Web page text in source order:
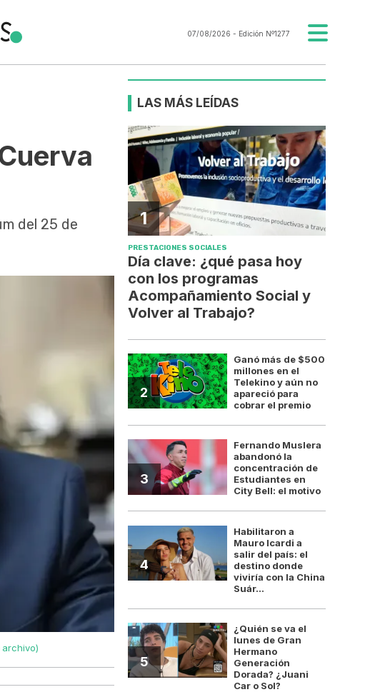
07/08/2026 - Edición Nº1277
del 25 de
El diputado libertario "Bertie" Benegas
LAS MÁS LEÍDAS
1
PRESTACIONES SOCIALES
Día clave: ¿qué pasa hoy
con los programas
Acompañamiento Social y
Volver al Trabajo?
2
Ganó más de $500
millones en el
Telekino y aún no
apareció para
cobrar el premio
3
Fernando Muslera
abandonó la
concentración de
Estudiantes en
City Bell: el motivo
4
Habilitaron a
Mauro Icardi a
salir del país: el
destino donde
viviría con la China
Suár...
5
¿Quién se va el
lunes de Gran
Hermano
Generación
Dorada? ¿Juani
Car o Sol?